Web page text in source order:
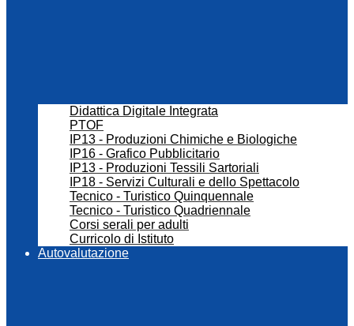
Didattica Digitale Integrata
PTOF
IP13 - Produzioni Chimiche e Biologiche
IP16 - Grafico Pubblicitario
IP13 - Produzioni Tessili Sartoriali
IP18 - Servizi Culturali e dello Spettacolo
Tecnico - Turistico Quinquennale
Tecnico - Turistico Quadriennale
Corsi serali per adulti
Curricolo di Istituto
Autovalutazione